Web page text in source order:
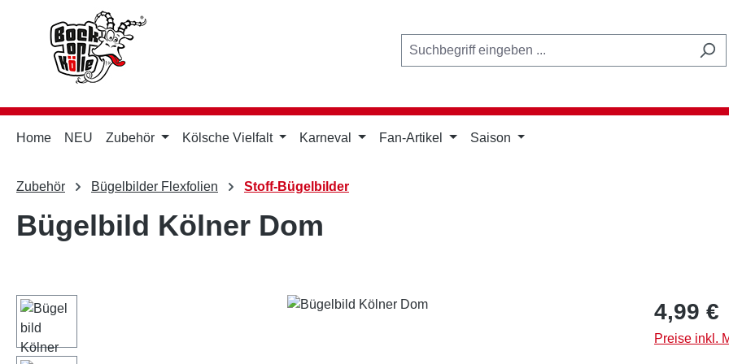
Hauptinhalt springen
Zur Suche springen
Zur Hauptnavigation springen
Home NEU Zubehör Kölsche Vielfalt Karneval Fan-Artikel Saison
Zubehör Bügelbilder Flexfolien Stoff-Bügelbilder
Bügelbild Kölner Dom
Bildergalerie überspringen Regulärer
4,99 €
Preise inkl.